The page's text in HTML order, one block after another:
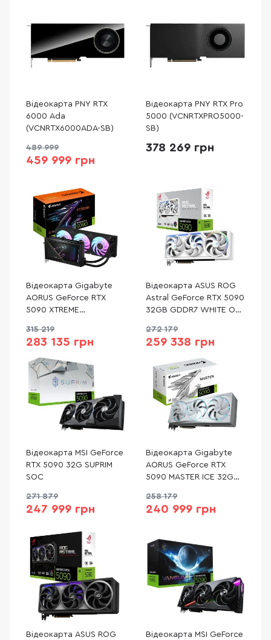
Відеокарта PNY RTX
6000 Ada
(VCNRTX6000ADA-SB)
489 999
459 999 грн
Відеокарта PNY RTX Pro
5000 (VCNRTXPRO5000-
SB)
378 269 грн
Відеокарта Gigabyte
AORUS GeForce RTX
5090 XTREME
N5090AORUSX W-32GD)
315 219
283 135 грн
Відеокарта ASUS ROG
Astral GeForce RTX 5090
32GB GDDR7 WHITE OC
RTX5090-O32G-WHITE)
272 179
259 338 грн
Відеокарта MSI GeForce
RTX 5090 32G SUPRIM
SOC
271 879
247 999 грн
Відеокарта Gigabyte
AORUS GeForce RTX
5090 MASTER ICE 32G
32GD)
258 179
240 999 грн
Відеокарта ASUS ROG
Відеокарта MSI GeForce